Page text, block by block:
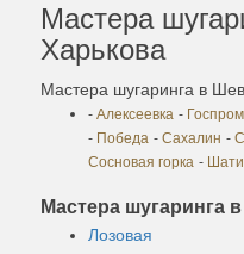
Мастера
Харькова
Мастера шугаринга в
- Алексеевка - Госпром
- Победа - Сахалин -
Сосновая горка -
Мастера шугаринга
Лозовая